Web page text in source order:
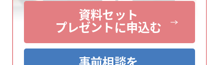
資料セット
プレゼントに申込む